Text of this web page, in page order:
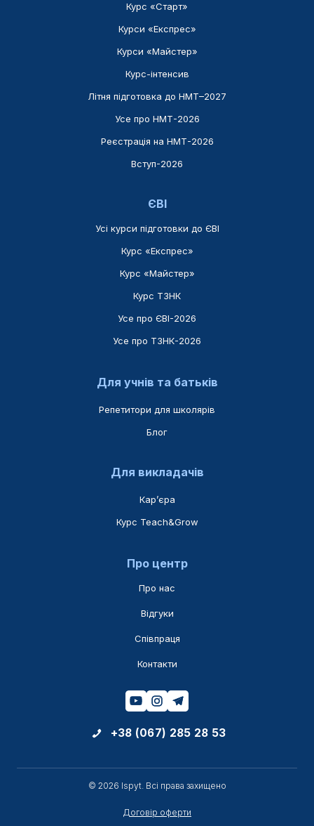
Курс «Старт»
Курси «Експрес»
Курси «Майстер»
Курс-інтенсив
Літня підготовка до НМТ–2027
Усе про НМТ-2026
Реєстрація на НМТ-2026
Вступ-2026
ЄВІ
Усі курси підготовки до ЄВІ
Курс «Експрес»
Курс «Майстер»
Курс ТЗНК
Усе про ЄВІ-2026
Усе про ТЗНК-2026
Для учнів та батьків
Репетитори для школярів
Блог
Для викладачів
Карʼєра
Курс Teach&Grow
Про центр
Про нас
Відгуки
Співпраця
Контакти
+38 (067) 285 28 53
© 2026 Ispyt. Всі права захищено
Договір оферти